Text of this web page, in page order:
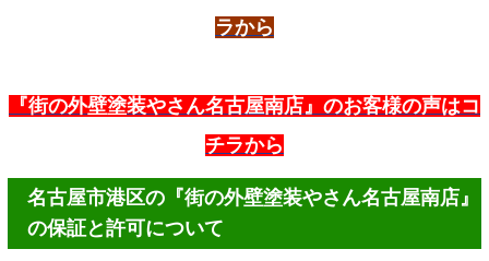
ラから
『街の外壁塗装やさん名古屋南店』のお客様の声はコ
チラから
名古屋市港区の『街の外壁塗装やさん名古屋南店』
の保証と許可について